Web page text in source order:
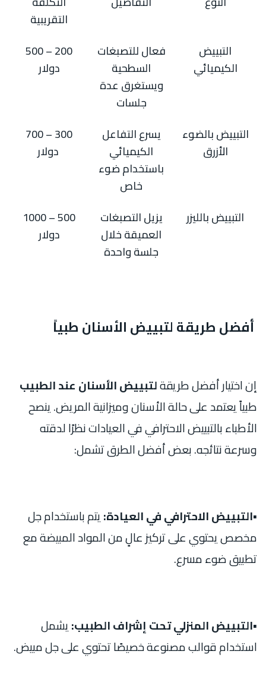
التقريبية
التبييض
الكيميائي
فعال للتصبغات
السطحية
ويستغرق عدة
جلسات
200 – 500
دولار
التبييض بالضوء
الأزرق
يسرع التفاعل
الكيميائي
باستخدام ضوء
خاص
300 – 700
دولار
التبييض بالليزر
يزيل التصبغات
العميقة خلال
جلسة واحدة
500 – 1000
دولار
أفضل طريقة لتبييض الأسنان طبياً
إن اختيار أفضل طريقةلتبييض الأسنان عند الطبيب
طبياً يعتمد على حالة الأسنان وميزانية المريض. ينصح
الأطباء بالتبييض الاحترافي في العيادات نظرًا لدقته
وسرعة نتائجه. بعض أفضل الطرق تشمل:
▪︎التبييض الاحترافي في العيادة:يتم باستخدام جل
مخصص يحتوي على تركيز عالٍ من المواد المبيضة مع
تطبيق ضوء مسرع.
▪︎التبييض المنزلي تحت إشراف الطبيب:يشمل
استخدام قوالب مصنوعة خصيصًا تحتوي على جل مبيض.